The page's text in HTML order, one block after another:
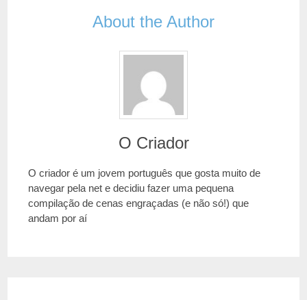
About the Author
O Criador
O criador é um jovem português que gosta muito de
navegar pela net e decidiu fazer uma pequena
compilação de cenas engraçadas (e não só!) que
andam por aí